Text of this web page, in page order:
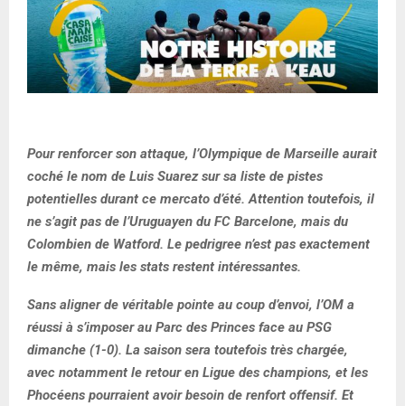
Pour renforcer son attaque, l’Olympique de Marseille aurait
coché le nom de Luis Suarez sur sa liste de pistes
potentielles durant ce mercato d’été. Attention toutefois, il
ne s’agit pas de l’Uruguayen du FC Barcelone, mais du
Colombien de Watford. Le pedrigree n’est pas exactement
le même, mais les stats restent intéressantes.
Sans aligner de véritable pointe au coup d’envoi, l’OM a
réussi à s’imposer au Parc des Princes face au PSG
dimanche (1-0). La saison sera toutefois très chargée,
avec notamment le retour en Ligue des champions, et les
Phocéens pourraient avoir besoin de renfort offensif. Et